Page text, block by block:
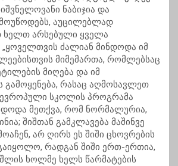
ნაბიჯია და
აუცილებლად
ხელთ არსებული ყველა
ძალიან მინდოდა იმ
მიმემართა, რომლებსაც
მიღება და იმ
რასაც აღმოსავლეთ
სკოლის პროგრამა
მეთქვა, რომ ნორმალურია,
შიშთან გამკლავება მაშინვე
არ ღირს ეს შიში ცხოვრების
რადგან შიში ერთ-ერთია,
ხოლმე ხელს წარმატების